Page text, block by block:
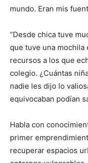
mundo. Eran mis
“Desde chica tuve
que tuve una mochila
recursos a los que
colegio. ¿Cuántas
nadie les dijo lo
equivocaban podían
Habla con
primer
recuperar espacios